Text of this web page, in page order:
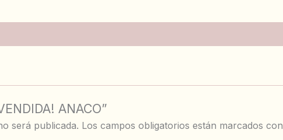
ANACO”
será publicada. Los campos obligatorios están marcados con